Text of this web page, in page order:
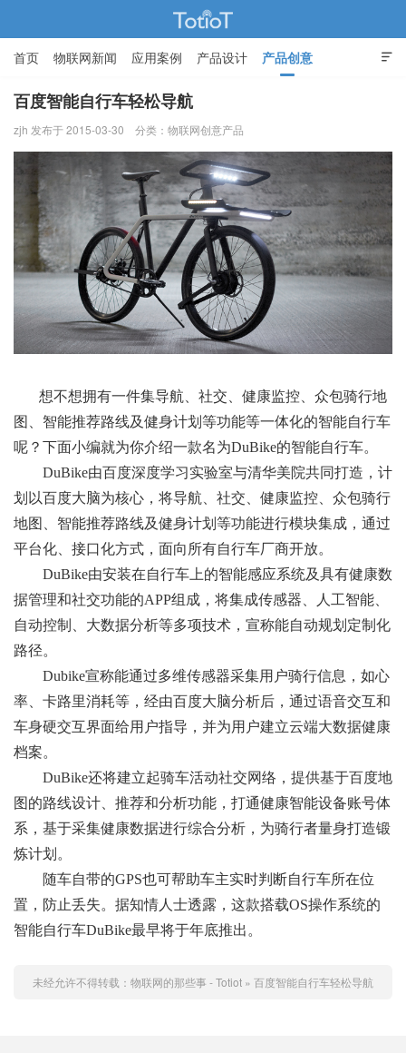
物联网的那些事 - Totiot

首页 物联网新闻 应用案例 产品设计 产品创意
智能家居
百度智能自行车轻松导航
zjh 发布于 2015-03-30 分类： 物联网创意产品
想不想拥有一件集导航、社交、健康监控、众包骑行地
图、智能推荐路线及健身计划等功能等一体化的智能自行车
呢？下面小编就为你介绍一款名为DuBike的智能自行车。
DuBike由百度深度学习实验室与清华美院共同打造，计
划以百度大脑为核心，将导航、社交、健康监控、众包骑行
地图、智能推荐路线及健身计划等功能进行模块集成，通过
平台化、接口化方式，面向所有自行车厂商开放。
DuBike由安装在自行车上的智能感应系统及具有健康数
据管理和社交功能的APP组成，将集成传感器、人工智能、
自动控制、大数据分析等多项技术，宣称能自动规划定制化
路径。
Dubike宣称能通过多维传感器采集用户骑行信息，如心
率、卡路里消耗等，经由百度大脑分析后，通过语音交互和
车身硬交互界面给用户指导，并为用户建立云端大数据健康
档案。
DuBike还将建立起骑车活动社交网络，提供基于百度地
图的路线设计、推荐和分析功能，打通健康智能设备账号体
系，基于采集健康数据进行综合分析，为骑行者量身打造锻
炼计划。
随车自带的GPS也可帮助车主实时判断自行车所在位
置，防止丢失。据知情人士透露，这款搭载OS操作系统的
智能自行车DuBike最早将于年底推出。
未经允许不得转载： 物联网的那些事 - Totiot » 百度智能自行车轻松导航